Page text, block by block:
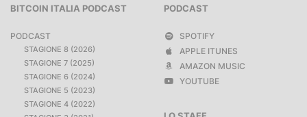
BITCOIN ITALIA PODCAST
PODCAST
STAGIONE 8 (2026)
STAGIONE 7 (2025)
STAGIONE 6 (2024)
STAGIONE 5 (2023)
STAGIONE 4 (2022)
PODCAST
SPOTIFY
APPLE ITUNES
AMAZON MUSIC
YOUTUBE